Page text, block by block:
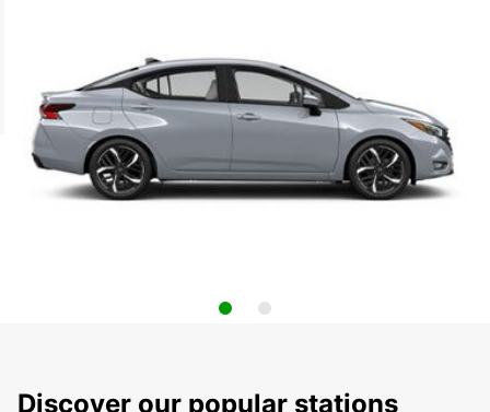
Discover our popular stations